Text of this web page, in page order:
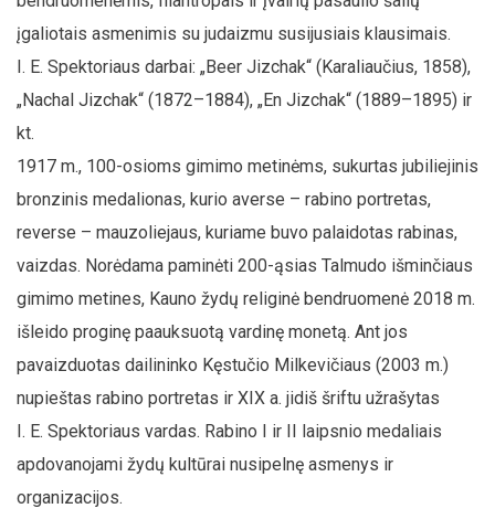
įgaliotais asmenimis su judaizmu susijusiais klausimais.
I. E. Spektoriaus darbai: „Beer Jizchak“ (Karaliaučius, 1858),
„Nachal Jizchak“ (1872–1884), „En Jizchak“ (1889–1895) ir
kt.
1917 m., 100-osioms gimimo metinėms, sukurtas jubiliejinis
bronzinis medalionas, kurio averse – rabino portretas,
reverse – mauzoliejaus, kuriame buvo palaidotas rabinas,
vaizdas. Norėdama paminėti 200-ąsias Talmudo išminčiaus
gimimo metines, Kauno žydų religinė bendruomenė 2018 m.
išleido proginę paauksuotą vardinę monetą. Ant jos
pavaizduotas dailininko Kęstučio Milkevičiaus (2003 m.)
nupieštas rabino portretas ir XIX a. jidiš šriftu užrašytas
I. E. Spektoriaus vardas. Rabino I ir II laipsnio medaliais
apdovanojami žydų kultūrai nusipelnę asmenys ir
organizacijos.